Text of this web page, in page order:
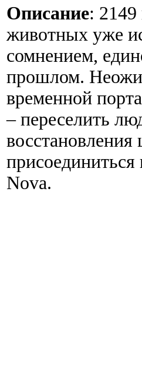
Описание: 2149
животных уже
сомнением,
прошлом.
временной
– переселить
Nova.